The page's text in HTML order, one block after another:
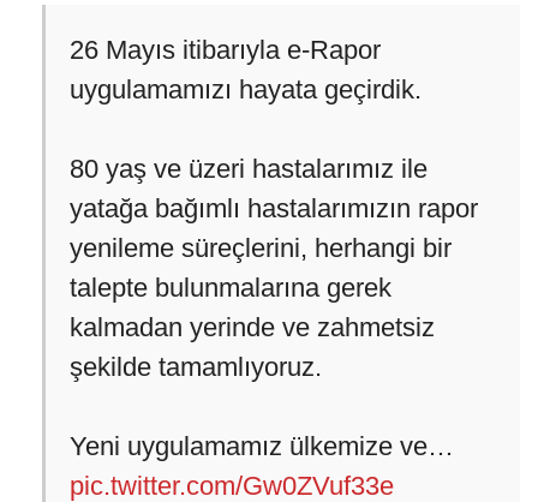
26 Mayıs itibarıyla e-Rapor
uygulamamızı hayata geçirdik.
80 yaş ve üzeri hastalarımız ile
yatağa bağımlı hastalarımızın rapor
yenileme süreçlerini, herhangi bir
talepte bulunmalarına gerek
kalmadan yerinde ve zahmetsiz
şekilde tamamlıyoruz.
Yeni uygulamamız ülkemize ve…
pic.twitter.com/Gw0ZVuf33e